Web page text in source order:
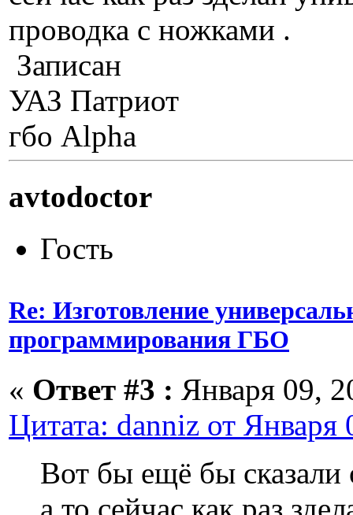
проводка с ножками .
Записан
УАЗ Патриот
гбо Alpha
avtodoctor
Гость
Re: Изготовление
программирования ГБО
« Ответ #3 : Января 09,
Цитата: danniz от
Вот бы ещё бы сказали